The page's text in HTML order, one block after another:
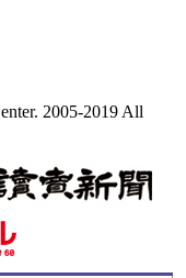
2005-2019 All